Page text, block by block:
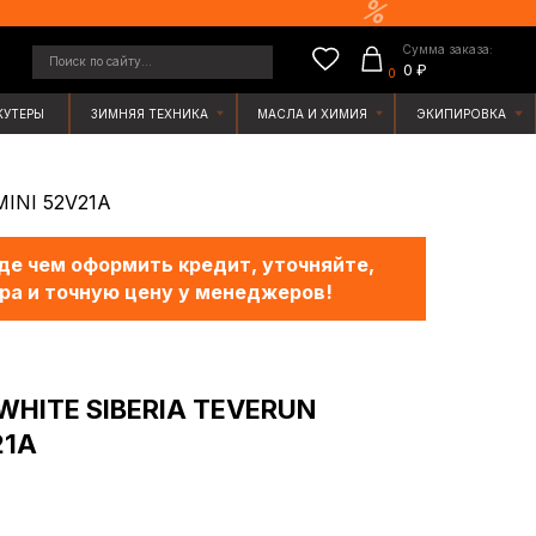
Сумма заказа:
52V21A
чем оформить кредит, уточняйте,
и точную цену у менеджеров!
SIBERIA TEVERUN